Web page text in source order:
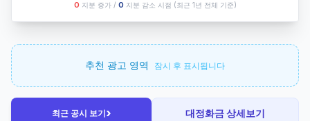
O 지분 증가 / O 지분 감소 시점 (최근 1년 전체 기준)
추천 광고 영역 잠시 후 표시됩니다
최근 공시 보기› 대정화금상세보기